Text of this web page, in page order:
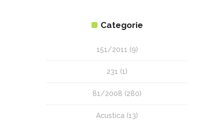
Categorie
151/2011 (9)
231 (1)
81/2008 (280)
Acustica (13)